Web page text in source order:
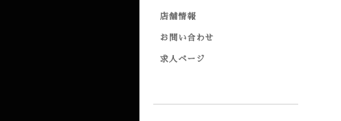
店舗情報
お問い合わせ
求人ページ